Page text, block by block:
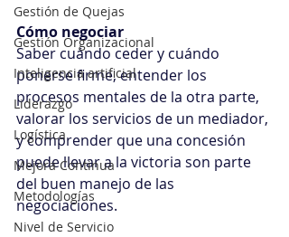
Gestión de Quejas
Gestión Organizacional
Inteligencia artificial
Liderazgo
Logística
Mejora Continua
Metodologías
Nivel de Servicio
Cómo negociar
Saber cuándo ceder y cuándo
ponerse firme, entender los
procesos mentales de la otra parte,
valorar los servicios de un mediador,
y comprender que una concesión
puede llevar a la victoria son parte
del buen manejo de las
negociaciones.